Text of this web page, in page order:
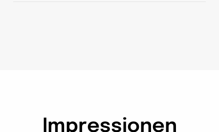
Impressionen